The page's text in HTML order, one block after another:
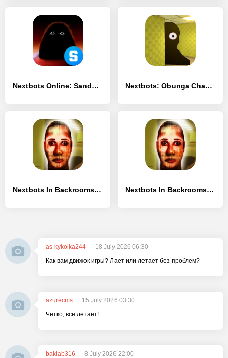
Nextbots Online: Sandbox - [Взлом/МОД Все открыто] Nextbots: Obunga Chase Rooms - [Взлом/МОД Бесконечные деньги]
Nextbots In Backrooms: Obunga - [Взлом/МОД Unlocked] Nextbots In Backrooms: Obunga - [Взлом/МОД Меню]
as-kykolka244
18 July 2026 06:30
Как вам движок игры? Лает или летает без проблем?
azurecms
15 July 2026 03:30
Четко, всё летает!
baklab316
8 July 2026 22:00